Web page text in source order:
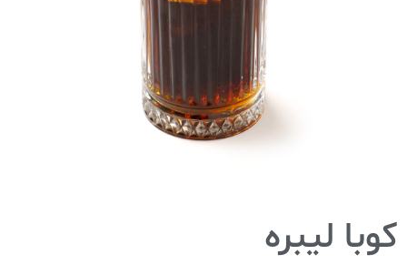
کوبا لیبره